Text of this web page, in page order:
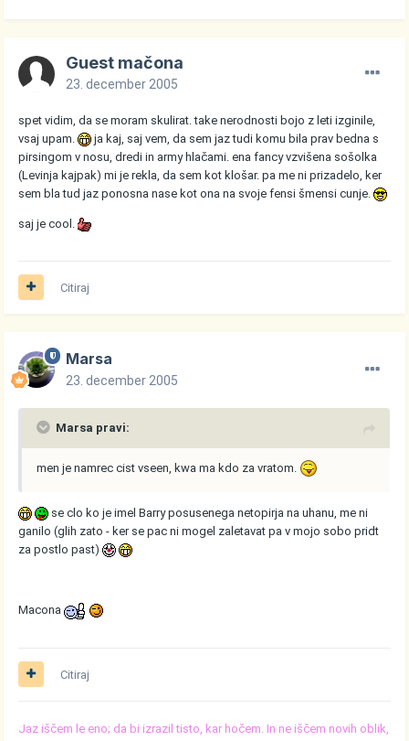
Guest mačona
23. december 2005
spet vidim, da se moram skulirat. take nerodnosti bojo z leti izginile,
vsaj upam.
ja kaj, saj vem, da sem jaz tudi komu bila prav bedna s
pirsingom v nosu, dredi in army hlačami. ena fancy vzvišena sošolka
(Levinja kajpak) mi je rekla, da sem kot klošar. pa me ni prizadelo, ker
sem bla tud jaz ponosna nase kot ona na svoje fensi šmensi cunje.
saj je cool.
Citiraj
Marsa
23. december 2005
Marsa pravi:
men je namrec cist vseen, kwa ma kdo za vratom.
se clo ko je imel Barry posusenega netopirja na uhanu, me ni
ganilo (glih zato - ker se pac ni mogel zaletavat pa v mojo sobo pridt
za postlo past)
Macona
Citiraj
Jaz iščem le eno; da bi izrazil tisto, kar hočem. In ne iščem novih oblik,